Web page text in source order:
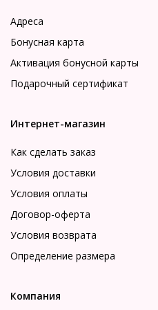
Адреса
Бонусная карта
Активация бонусной карты
Подарочный сертификат
Интернет-магазин
Как сделать заказ
Условия доставки
Условия оплаты
Договор-оферта
Условия возврата
Определение размера
Компания